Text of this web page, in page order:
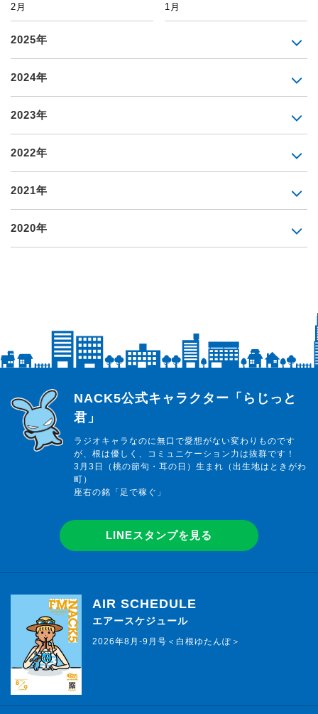
2月 1月
2025年
2024年
2023年
2022年
2021年
2020年
らじっと君
NACK5公式キャラクター「らじっと
君」
ラジオキャラなのに無口で愛想がない変わりものです
が、根は優しく、コミュニケーション力は抜群です！
3月3日（桃の節句・耳の日）生まれ（出生地はときがわ
町）
座右の銘「足で稼ぐ」
LINEスタンプを見る
AIR SCHEDULE
エアースケジュール
2026年8月-9月号＜白根ゆたんぽ＞